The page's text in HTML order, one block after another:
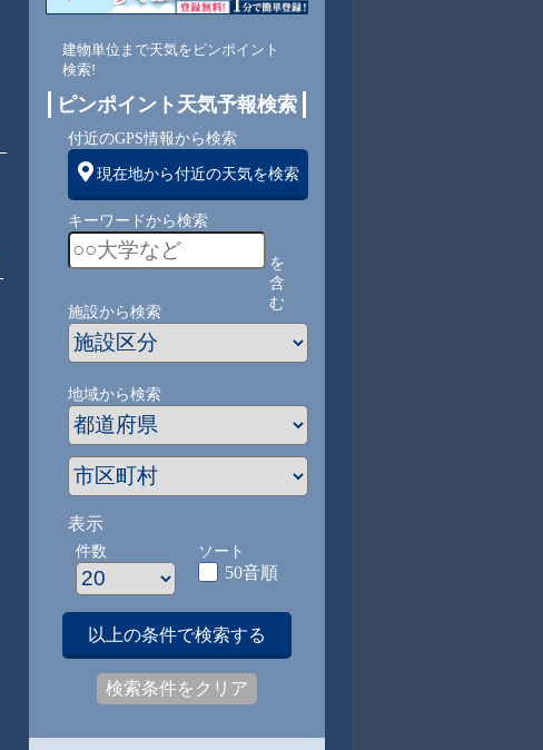
建物単位まで天気をピンポイント
検索!
ピンポイント天気予報検索
付近のGPS情報から検索
現在地から付近の天気を検索
キーワードから検索
を
含
む
施設から検索
地域から検索
表示
件数 ソート
50音順
以上の条件で検索する
検索条件をクリア